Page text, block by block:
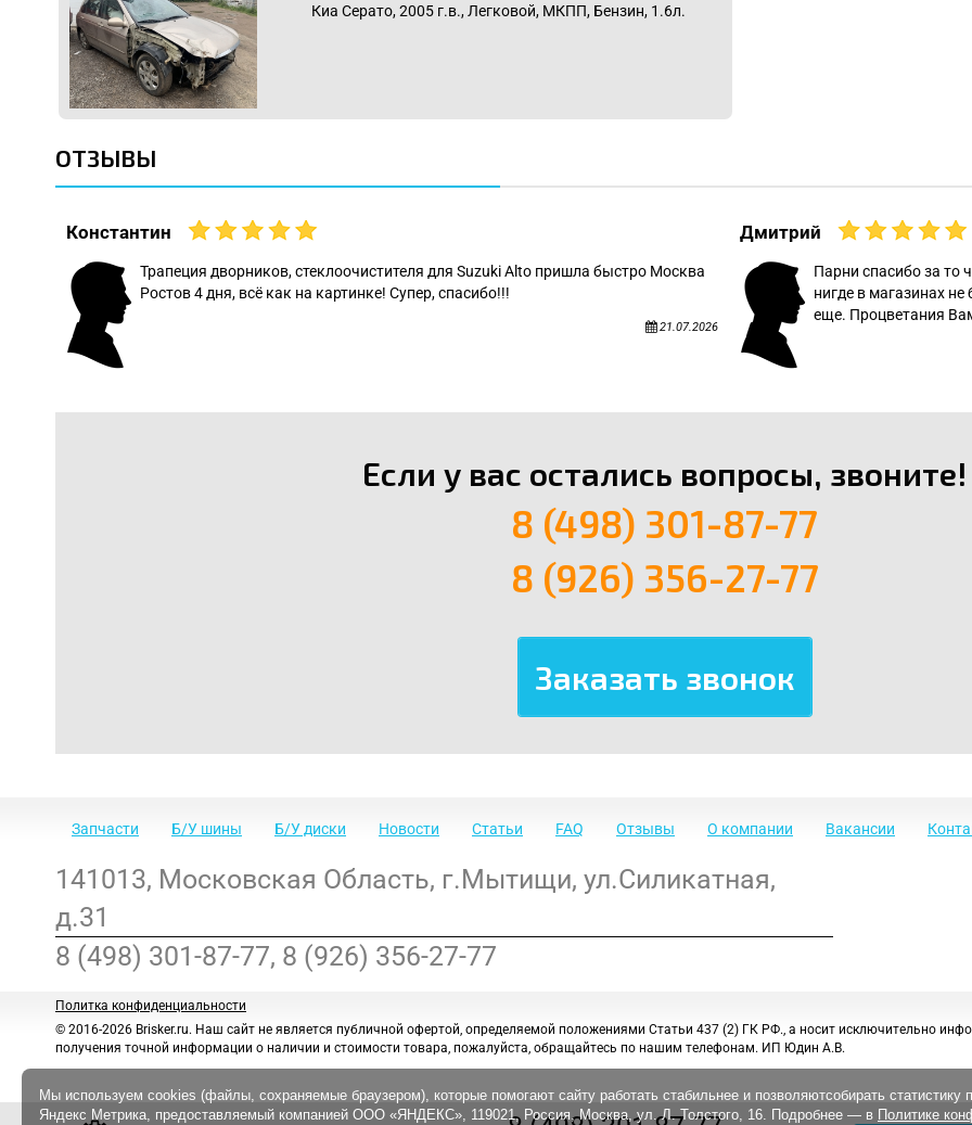
Киа Серато, 2005 г.в., Легковой, МКПП, Бензин, 1.6л.
ОТЗЫВЫ
Константин
Трапеция дворников, стеклоочистителя для Suzuki Alto пришла быстро Москва
Ростов 4 дня, всё как на картинке! Супер, спасибо!!!
21.07.2026
Дмитрий
Парни спасибо за то
нигде в магазинах
еще. Процветания
Если у вас остались вопросы, звоните!
8 (498) 301-87-77
8 (926) 356-27-77
Запчасти Б/У шины Б/У диски Новости Статьи FAQ Отзывы О компании Вакансии
141013, Московская Область, г.Мытищи, ул.Силикатная,
д.31
8 (498) 301-87-77, 8 (926) 356-27-77
Политка конфиденциальности
© 2016-2026 Brisker.ru. Наш сайт не является публичной офертой, определяемой положениями Статьи 437 (2) ГК РФ., а носит исключительно
получения точной информации о наличии и стоимости товара, пожалуйста, обращайтесь по нашим телефонам. ИП Юдин А.В.
Мы используем cookies (файлы, сохраняемые браузером), которые помогают сайту работать стабильнее и позволяютсобирать статистику
Яндекс Метрика, предоставляемый компанией ООО «ЯНДЕКС», 119021, Россия, Москва, ул. Л. Толстого, 16. Подробнее — в Политике